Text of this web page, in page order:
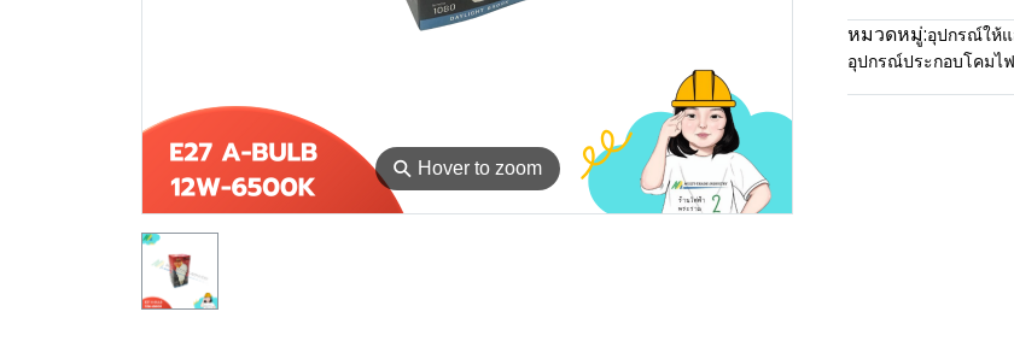
⚲ Hover to zoom
หมวดหมู่:อุปกรณ์ให้
อุปกรณ์ประกอบโคมไฟ